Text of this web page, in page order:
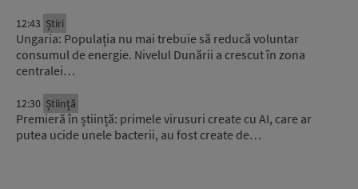
12:43 Știri
Ungaria: Populația nu mai trebuie să reducă voluntar
consumul de energie. Nivelul Dunării a crescut în zona
centralei…
12:30 Știinţă
Premieră în știință: primele virusuri create cu AI, care ar
putea ucide unele bacterii, au fost create de…